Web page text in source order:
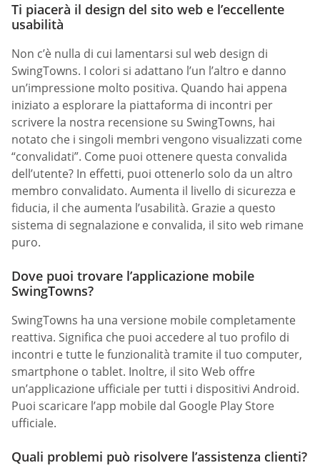
Ti piacerà il design del sito web e l’eccellente
usabilità
Non c’è nulla di cui lamentarsi sul web design di
SwingTowns. I colori si adattano l’un l’altro e danno
un’impressione molto positiva. Quando hai appena
iniziato a esplorare la piattaforma di incontri per
scrivere la nostra recensione su SwingTowns, hai
notato che i singoli membri vengono visualizzati come
“convalidati”. Come puoi ottenere questa convalida
dell’utente? In effetti, puoi ottenerlo solo da un altro
membro convalidato. Aumenta il livello di sicurezza e
fiducia, il che aumenta l’usabilità. Grazie a questo
sistema di segnalazione e convalida, il sito web rimane
puro.
Dove puoi trovare l’applicazione mobile
SwingTowns?
SwingTowns ha una versione mobile completamente
reattiva. Significa che puoi accedere al tuo profilo di
incontri e tutte le funzionalità tramite il tuo computer,
smartphone o tablet. Inoltre, il sito Web offre
un’applicazione ufficiale per tutti i dispositivi Android.
Puoi scaricare l’app mobile dal Google Play Store
ufficiale.
Quali problemi può risolvere l’assistenza clienti?